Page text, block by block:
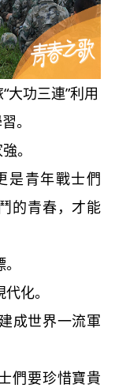
大功三連”利用
。
。
青年戰士們
的青春，才能
化。
成世界一流軍
們要珍惜寶貴